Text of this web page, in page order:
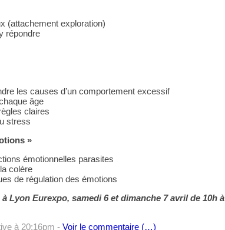
(attachement exploration)
répondre
les causes d’un comportement excessif
âge
claires
stress
»
émotionnelles parasites
colère
de régulation des émotions
Lyon Eurexpo, samedi 6 et dimanche 7 avril de 10h à
à 20:16pm - Voir le commentaire (…)